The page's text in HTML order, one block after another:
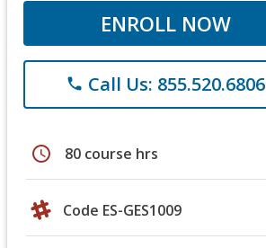
ENROLL NOW
phone Call Us: 855.520.6806
schedule 80 course hrs
Code ES-GES1009